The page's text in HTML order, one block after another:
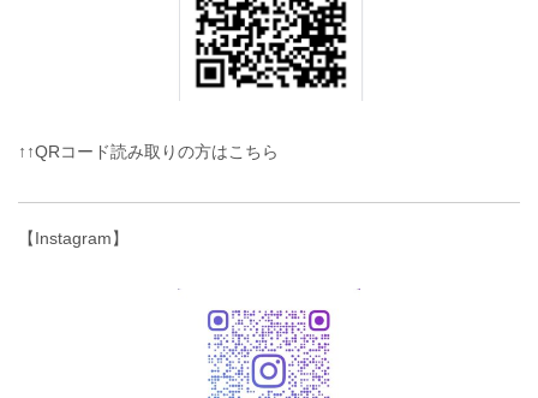
↑↑QRコード読み取りの方はこちら
【Instagram】